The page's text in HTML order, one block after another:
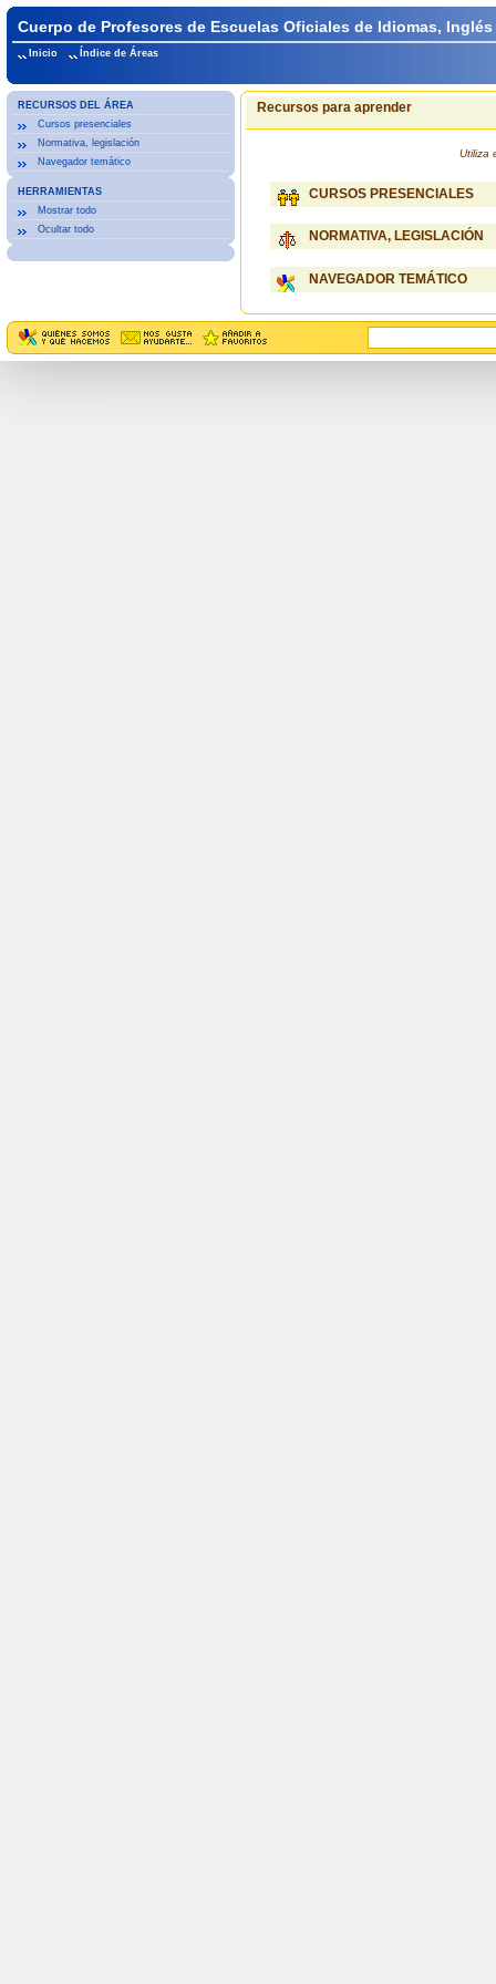
Cuerpo de Profesores de Escuelas Oficiales de Idiomas, Inglés
Inicio Índice de Áreas
RECURSOS DEL ÁREA
Cursos presenciales
Normativa, legislación
Navegador temático
HERRAMIENTAS
Mostrar todo
Ocultar todo
Recursos para aprender
Utiliza
CURSOS PRESENCIALES
NORMATIVA, LEGISLACIÓN
NAVEGADOR TEMÁTICO